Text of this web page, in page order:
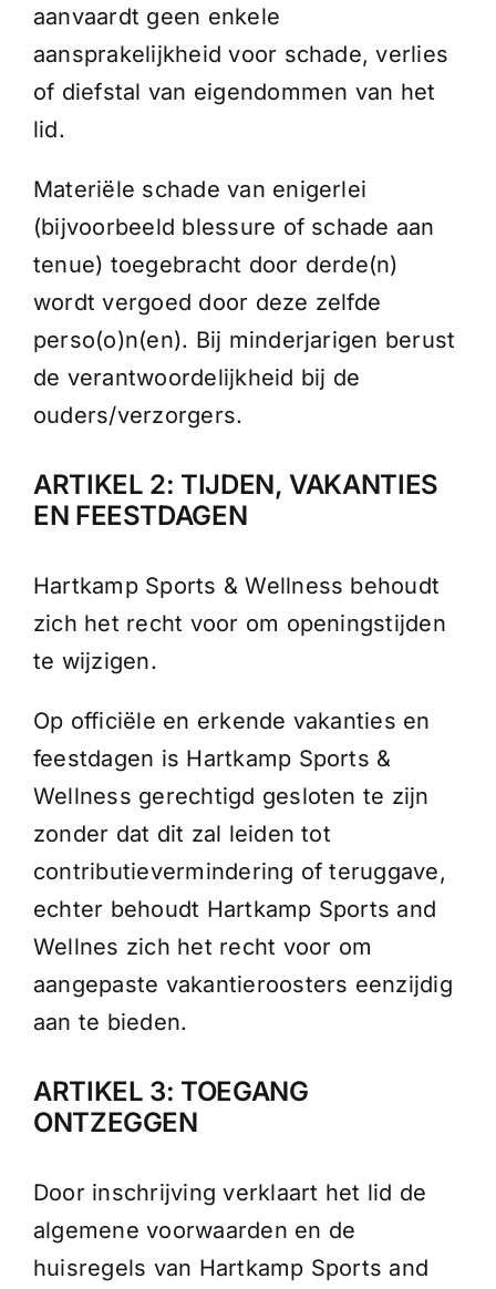
aanvaardt geen enkele
aansprakelijkheid voor schade, verlies
of diefstal van eigendommen van het
lid.
Materiële schade van enigerlei
(bijvoorbeeld blessure of schade aan
tenue) toegebracht door derde(n)
wordt vergoed door deze zelfde
perso(o)n(en). Bij minderjarigen berust
de verantwoordelijkheid bij de
ouders/verzorgers.
ARTIKEL 2: TIJDEN, VAKANTIES
EN FEESTDAGEN
Hartkamp Sports & Wellness behoudt
zich het recht voor om openingstijden
te wijzigen.
Op officiële en erkende vakanties en
feestdagen is Hartkamp Sports &
Wellness gerechtigd gesloten te zijn
zonder dat dit zal leiden tot
contributievermindering of teruggave,
echter behoudt Hartkamp Sports and
Wellnes zich het recht voor om
aangepaste vakantieroosters eenzijdig
aan te bieden.
ARTIKEL 3: TOEGANG
ONTZEGGEN
Door inschrijving verklaart het lid de
algemene voorwaarden en de
huisregels van Hartkamp Sports and